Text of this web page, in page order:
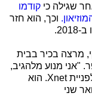
שגילה כי קודמו
וכך, הוא חזר
מרצה בכיר בבית
מנוע מלהגיב,
וגם לא יודע את הפרטים", הגיב קוזלובסקי לפניית Xnet. הוא
שני